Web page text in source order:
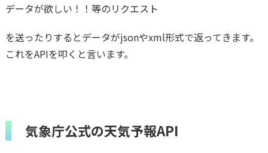
データが欲しい！！等のリクエスト
を送ったりするとデータがjsonやxml形式で返ってきます。
これをAPIを叩くと言います。
気象庁公式の天気予報API